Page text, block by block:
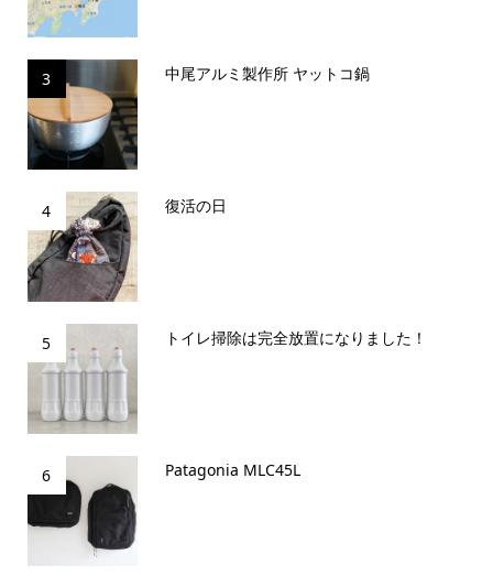
3 中尾アルミ製作所 ヤットコ鍋
4 復活の日
5 トイレ掃除は完全放置になりました！
6 Patagonia MLC45L